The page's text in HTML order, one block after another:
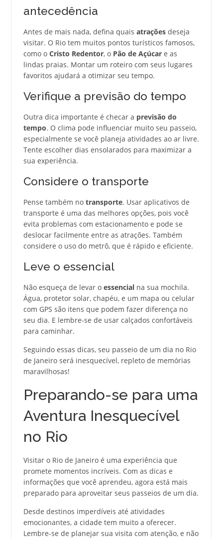
antecedência
Antes de mais nada, defina quais atraçõesdeseja
visitar. O Rio tem muitos pontos turísticos famosos,
como o Cristo Redentor, o Pão de Açúcare as
lindas praias. Montar um roteiro com seus lugares
favoritos ajudará a otimizar seu tempo.
Verifique a previsão do tempo
Outra dica importante é checar a previsão do
tempo. O clima pode influenciar muito seu passeio,
especialmente se você planeja atividades ao ar livre.
Tente escolher dias ensolarados para maximizar a
sua experiência.
Considere o transporte
Pense também no transporte. Usar aplicativos de
transporte é uma das melhores opções, pois você
evita problemas com estacionamento e pode se
deslocar facilmente entre as atrações. Também
considere o uso do metrô, que é rápido e eficiente.
Leve o essencial
Não esqueça de levar o essencialna sua mochila.
Água, protetor solar, chapéu, e um mapa ou celular
com GPS são itens que podem fazer diferença no
seu dia. E lembre-se de usar calçados confortáveis
para caminhar.
Seguindo essas dicas, seu passeio de um dia no Rio
de Janeiro será inesquecível, repleto de memórias
maravilhosas!
Preparando-se para uma
Aventura Inesquecível
no Rio
Visitar o Rio de Janeiro é uma experiência que
promete momentos incríveis. Com as dicas e
informações que você aprendeu, agora está mais
preparado para aproveitar seus passeios de um dia.
Desde destinos imperdíveis até atividades
emocionantes, a cidade tem muito a oferecer.
Lembre-se de planejar sua visita com atenção, e não